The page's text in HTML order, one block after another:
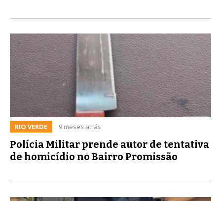
RIO VERDE 9 meses atrás
Polícia Militar prende autor de tentativa
de homicídio no Bairro Promissão